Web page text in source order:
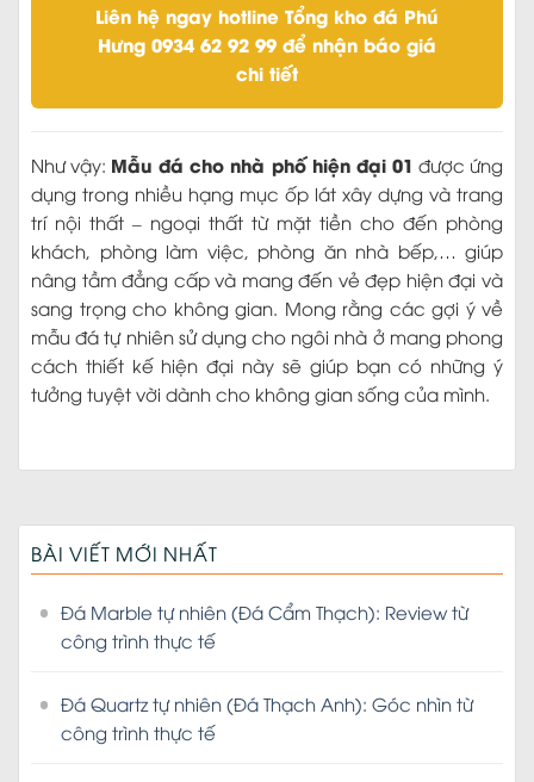
Liên hệ ngay hotline Tổng kho đá Phú
Hưng 0934 62 92 99 để nhận báo giá
chi tiết
Như vậy: Mẫu đá cho nhà phố hiện đại 01 được ứng
dụng trong nhiều hạng mục ốp lát xây dựng và trang
trí nội thất – ngoại thất từ mặt tiền cho đến phòng
khách, phòng làm việc, phòng ăn nhà bếp,… giúp
nâng tầm đẳng cấp và mang đến vẻ đẹp hiện đại và
sang trọng cho không gian. Mong rằng các gợi ý về
mẫu đá tự nhiên sử dụng cho ngôi nhà ở mang phong
cách thiết kế hiện đại này sẽ giúp bạn có những ý
tưởng tuyệt vời dành cho không gian sống của mình.
BÀI VIẾT MỚI NHẤT
Đá Marble tự nhiên (Đá Cẩm Thạch): Review từ
công trình thực tế
Đá Quartz tự nhiên (Đá Thạch Anh): Góc nhìn từ
công trình thực tế